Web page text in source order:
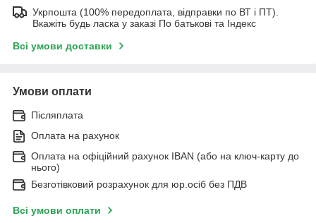
Укрпошта (100% передоплата, відправки по ВТ і ПТ).
Вкажіть будь ласка у заказі По батькові та Індекс
Всі умови доставки
Умови оплати
Післяплата
Оплата на рахунок
Оплата на офіційний рахунок IBAN (або на ключ-карту до
нього)
Безготівковий розрахунок для юр.осіб без ПДВ
Всі умови оплати